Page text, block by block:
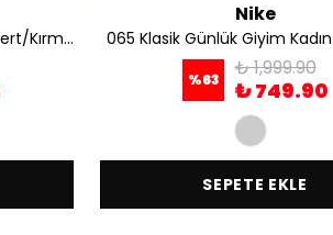
Air Jordan Kadın Ayakkabı Lacivert/Kırmızı
Nike
065 Klasik Günlük Giyim
%63 ₺ 1,999.90
₺ 749.90
SEPETE EKLE